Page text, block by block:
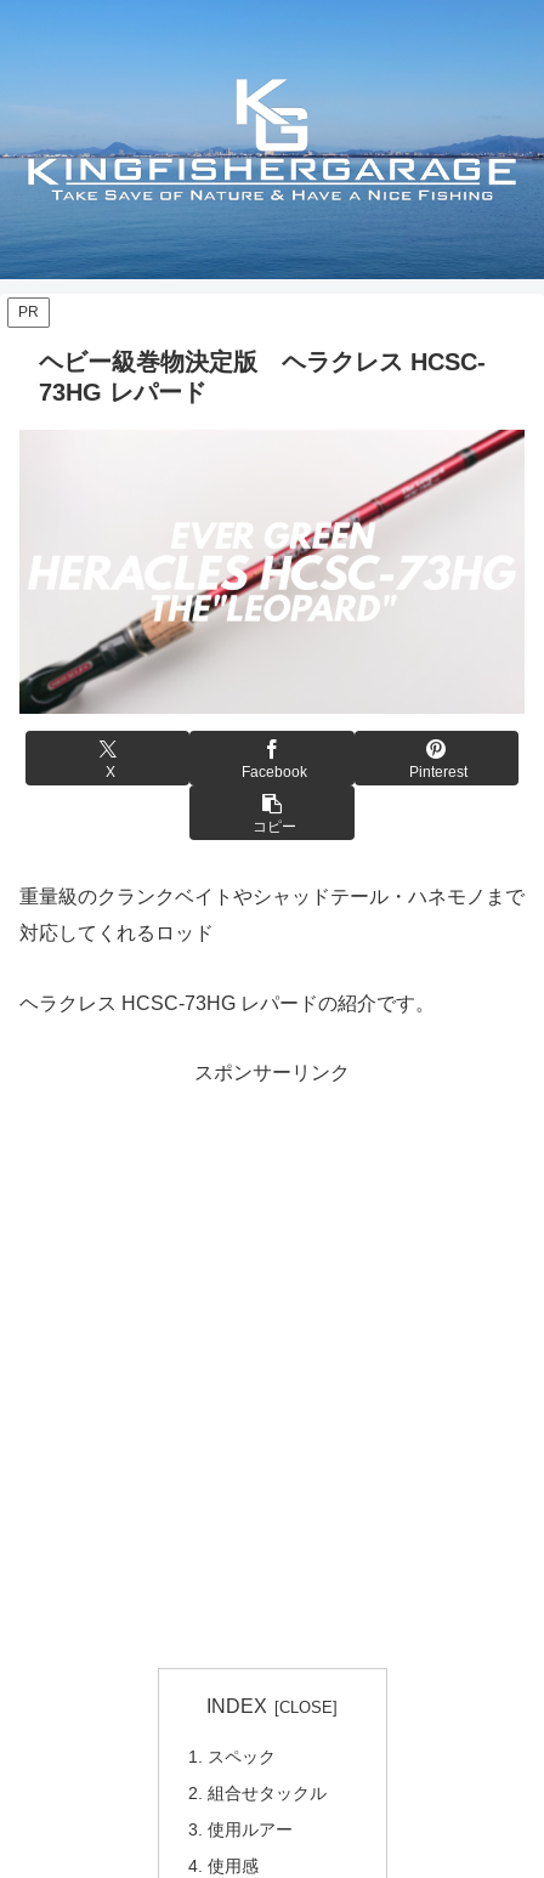
PR
ヘビー級巻物決定版 ヘラクレス HCSC-
73HG レパード
X Facebook Pinterest
コピー
重量級のクランクベイトやシャッドテール・ハネモノまで
対応してくれるロッド
ヘラクレス HCSC-73HG レパードの紹介です。
スポンサーリンク
INDEX
スペック
組合せタックル
使用ルアー
使用感